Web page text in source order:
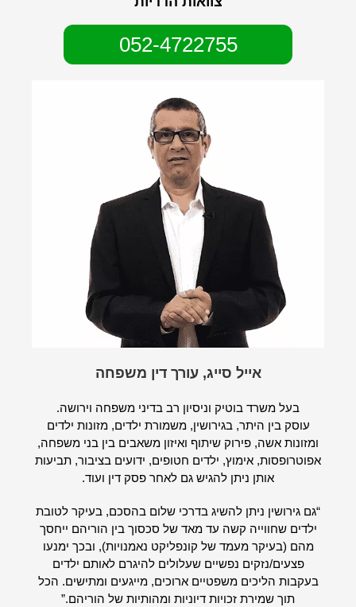
052-4722755
אייל סייג, עורך דין משפחה
בעל משרד בוטיק וניסיון רב בדיני משפחה וירושה.
עוסק בין היתר, בגירושין, משמורת ילדים, מזונות ילדים
ומזונות אשה, פירוק שיתוף ואיזון משאבים בין בני משפחה,
אפוטרופסות, אימוץ, ילדים חטופים, ידועים בציבור, תביעות
אותן ניתן להגיש גם לאחר פסק דין ועוד.
“גם גירושין ניתן להשיג בדרכי שלום בהסכם, בעיקר לטובת
ילדים שחווייה קשה עד מאד של סכסוך בין הוריהם ייחסך
מהם (בעיקר מעמד של קונפליקט נאמנויות), ובכך ימנעו
פצעים/נזקים נפשיים שעלולים להיגרם לאותם ילדים
בעקבות הליכים משפטיים ארוכים, מייגעים ומתישים. הכל
תוך שמירת זכויות דיוניות ומהותיות של הוריהם.”